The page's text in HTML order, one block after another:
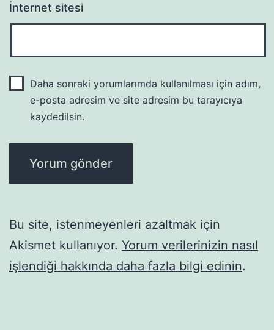
İnternet sitesi
Daha sonraki yorumlarımda kullanılması için adım,
e-posta adresim ve site adresim bu tarayıcıya
kaydedilsin.
Bu site, istenmeyenleri azaltmak için
Akismet kullanıyor. Yorum verilerinizin nasıl
işlendiği hakkında daha fazla bilgi edinin.